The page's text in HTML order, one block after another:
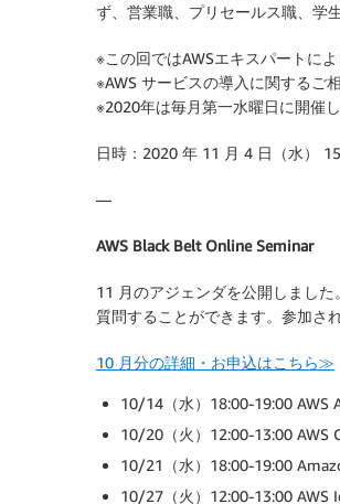
ず、営業職、プリセールス職、学
※この回ではAWSエキスパートに
※AWS サービスの導入に関するご
※2020年は毎月第一水曜日に開催し
日時：2020 年 11 月 4 日（水）
—
AWS Black Belt Online Seminar
11 月のアジェンダを公開しまし
質問することができます。参加さ
10 月分の詳細・お申込はこちら≫
10/14（水）18:00-19:00 AWS
10/20（火）12:00-13:00 AWS
10/21（水）18:00-19:00
10/27（火）12:00-13:00 AWS